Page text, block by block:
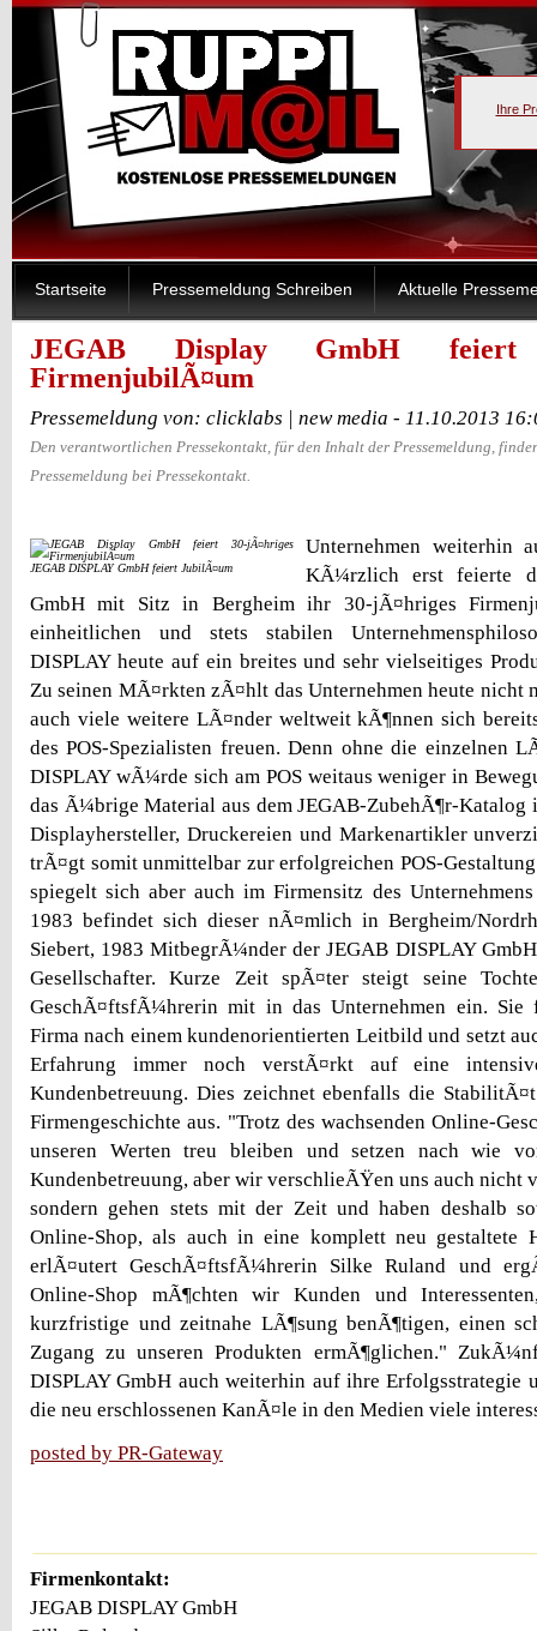
Ihre
Startseite Pressemeldung Schreiben Aktuelle
JEGAB Display GmbH feiert
FirmenjubilÃ¤um
Pressemeldung von: clicklabs | new media - 11.10.2013
Den verantwortlichen Pressekontakt, für den Inhalt der Pressemeldung,
Pressemeldung bei Pressekontakt.
Unternehmen weiterhin
JEGAB DISPLAY GmbH feiert JubilÃ¤um
KÃ¼rzlich erst feierte
GmbH mit Sitz in Bergheim ihr 30-jÃ¤hriges
einheitlichen und stets stabilen
DISPLAY heute auf ein breites und sehr vielseitiges
Zu seinen MÃ¤rkten zÃ¤hlt das Unternehmen heute nicht
auch viele weitere LÃ¤nder weltweit kÃ¶nnen sich
des POS-Spezialisten freuen. Denn ohne die einzelnen
DISPLAY wÃ¼rde sich am POS weitaus weniger in
das Ã¼brige Material aus dem JEGAB-ZubehÃ¶r-
Displayhersteller, Druckereien und Markenartikler
trÃ¤gt somit unmittelbar zur erfolgreichen POS-
spiegelt sich aber auch im Firmensitz des
1983 befindet sich dieser nÃ¤mlich in Bergheim/
Siebert, 1983 MitbegrÃ¼nder der JEGAB DISPLAY
Gesellschafter. Kurze Zeit spÃ¤ter steigt seine
GeschÃ¤ftsfÃ¼hrerin mit in das Unternehmen ein.
Firma nach einem kundenorientierten Leitbild und setzt
Erfahrung immer noch verstÃ¤rkt auf eine
Kundenbetreuung. Dies zeichnet ebenfalls die
Firmengeschichte aus. "Trotz des wachsenden Online-
unseren Werten treu bleiben und setzen nach wie
Kundenbetreuung, aber wir verschlieÃŸen uns auch nicht
sondern gehen stets mit der Zeit und haben deshalb
Online-Shop, als auch in eine komplett neu gestaltete
erlÃ¤utert GeschÃ¤ftsfÃ¼hrerin Silke Ruland und
Online-Shop mÃ¶chten wir Kunden und
kurzfristige und zeitnahe LÃ¶sung benÃ¶tigen, einen
Zugang zu unseren Produkten ermÃ¶glichen."
DISPLAY GmbH auch weiterhin auf ihre Erfolgsstrategie
die neu erschlossenen KanÃ¤le in den Medien viele
posted by PR-Gateway
Firmenkontakt:
JEGAB DISPLAY GmbH